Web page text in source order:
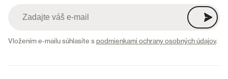
Vložením e-mailu súhlasíte spodmienkami ochrany osobných údajov.